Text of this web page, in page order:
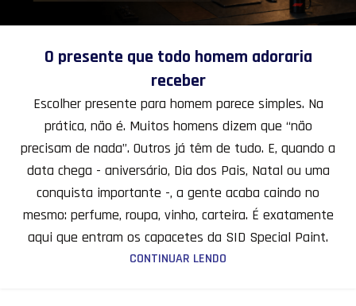
O presente que todo homem adoraria
receber
Escolher presente para homem parece simples. Na
prática, não é. Muitos homens dizem que “não
precisam de nada”. Outros já têm de tudo. E, quando a
data chega - aniversário, Dia dos Pais, Natal ou uma
conquista importante -, a gente acaba caindo no
mesmo: perfume, roupa, vinho, carteira. É exatamente
aqui que entram os capacetes da SID Special Paint.
CONTINUAR LENDO